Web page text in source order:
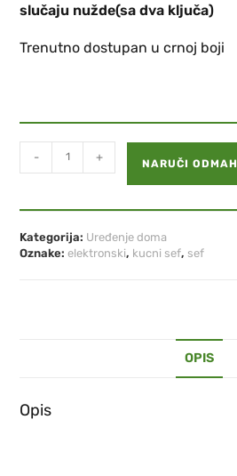
slučaju nužde(sa dva ključa)
Trenutno dostupan u crnoj boji
- + NARUČI ODMAH
Kategorija: Uređenje doma
Oznake:elektronski, kucni sef, sef
OPIS
Opis